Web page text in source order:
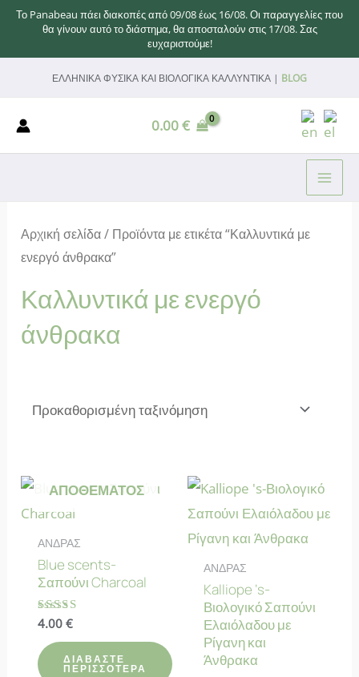
Το Panabeau πάει διακοπές από 09/08 έως 16/08. Οι παραγγελίες που
θα γίνουν αυτό το διάστημα, θα αποσταλούν στις 17/08. Σας
ευχαριστούμε!
περιεχόμενο
ΕΛΛΗΝΙΚΑ ΦΥΣΙΚΑ ΚΑΙ ΒΙΟΛΟΓΙΚΑ ΚΑΛΛΥΝΤΙΚΑ | BLOG
0.00€
Αρχική σελίδα/ Προϊόντα με ετικέτα “Καλλυντικά με
ενεργό άνθρακα”
Καλλυντικά με ενεργό
άνθρακα
ΑΠΟΘΈΜΑΤΟΣ
ΑΝΔΡΑΣ
Blue scents-
Σαπούνι Charcoal
Βαθμολογήθηκε
4.78
από 5
4.00 €
ΔΙΑΒΆΣΤΕ
ΠΕΡΙΣΣΌΤΕΡΑ
ΑΝΔΡΑΣ
Kalliope ‘s-
Βιολογικό Σαπούνι
Ελαιόλαδου με
Ρίγανη και
Άνθρακα